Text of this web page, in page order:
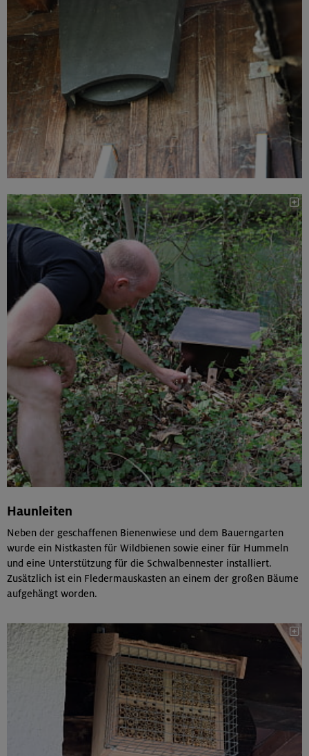
Haunleiten
Neben der geschaffenen Bienenwiese und dem Bauerngarten
wurde ein Nistkasten für Wildbienen sowie einer für Hummeln
und eine Unterstützung für die Schwalbennester installiert.
Zusätzlich ist ein Fledermauskasten an einem der großen Bäume
aufgehängt worden.